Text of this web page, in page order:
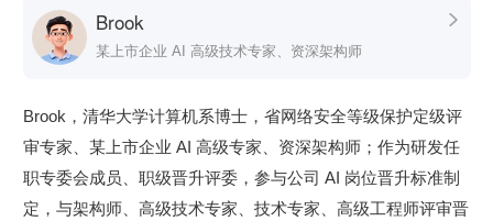
聚焦技术人关键职业节点的决策困境——从 offer 选择、忙而
无功破解，到 TL 晋升、空降管理生存指南……覆盖你从新手
第三章：AI 时代的业务协同
深入理解 AI 时代技术人的核心竞争力——业务理解力。Brook
将带你拆解产品、运营、技术的共赢逻辑，掌握从技术方案到
Brook
某上市企业 AI 高级技术专家、资深架构师

Brook，清华大学计算机系博士，省网络安全等级保护定级评
审专家、某上市企业 AI 高级专家、资深架构师；作为研发任
职专委会成员、职级晋升评委，参与公司 AI 岗位晋升标准制
定，与架构师、高级技术专家、技术专家、高级工程师评审晋